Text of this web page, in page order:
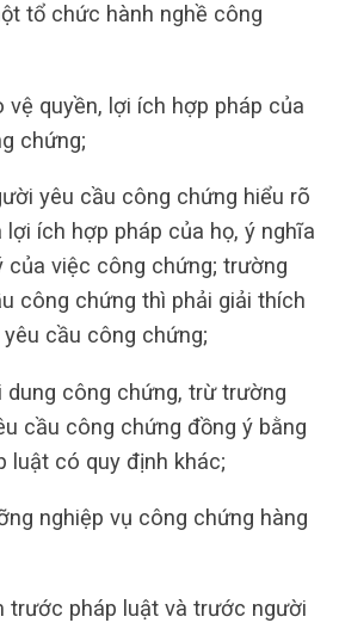
tổ chức hành nghề công
vệ quyền, lợi ích hợp pháp của
chứng;
yêu cầu công chứng hiểu rõ
lợi ích hợp pháp của họ, ý nghĩa
của việc công chứng; trường
công chứng thì phải giải thích
cầu công chứng;
dung công chứng, trừ trường
cầu công chứng đồng ý bằng
luật có quy định khác;
nghiệp vụ công chứng hàng
trước pháp luật và trước người